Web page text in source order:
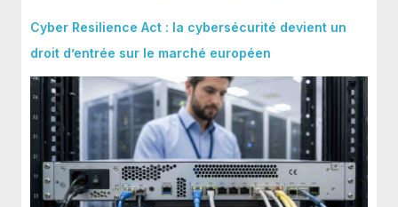
Cyber Resilience Act : la cybersécurité devient un
droit d’entrée sur le marché européen